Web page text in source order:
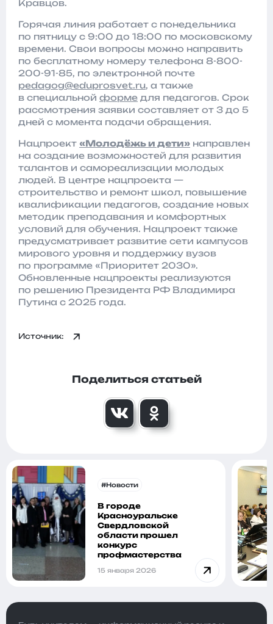
Кравцов.
Горячая линия работает с понедельника
по пятницу с 9:00 до 18:00 по московскому
времени. Свои вопросы можно направить
по бесплатному номеру телефона 8-800-
200-91-85, по электронной почте
pedagog@eduprosvet.ru, а также
в специальной форме для педагогов. Срок
рассмотрения заявки составляет от 3 до 5
дней с момента подачи обращения.
Нацпроект «Молодёжь и дети» направлен
на создание возможностей для развития
талантов и самореализации молодых
людей. В центре нацпроекта —
строительство и ремонт школ, повышение
квалификации педагогов, создание новых
методик преподавания и комфортных
условий для обучения. Нацпроект также
предусматривает развитие сети кампусов
мирового уровня и поддержку вузов
по программе «Приоритет 2030».
Обновленные нацпроекты реализуются
по решению Президента РФ Владимира
Путина с 2025 года.
Источник:
Поделиться статьей
#Новости
В городе
Красноуральске
Свердловской
области прошел
конкурс
профмастерства
15 января 2026